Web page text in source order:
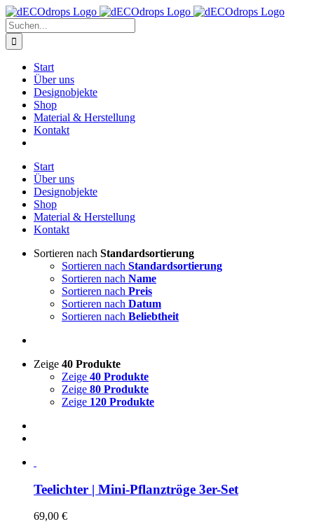
Zum
Inhalt
springen
Suche
nach:
Start
Über uns
Designobjekte
Shop
Material & Herstellung
Kontakt
Start
Über uns
Designobjekte
Shop
Material & Herstellung
Kontakt
Sortieren nach Standardsortierung
Sortieren nach Standardsortierung
Sortieren nach Name
Sortieren nach Preis
Sortieren nach Datum
Sortieren nach Beliebtheit
Zeige 40 Produkte
Zeige 40 Produkte
Zeige 80 Produkte
Zeige 120 Produkte
Teelichter | Mini-Pflanztröge 3er-Set
69,00 €